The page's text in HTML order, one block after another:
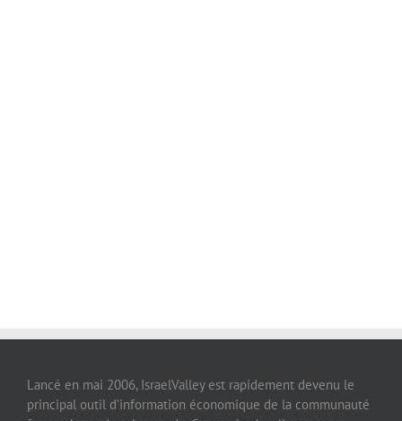
Lancé en mai 2006, IsraelValley est rapidement devenu le
principal outil d’information économique de la communauté